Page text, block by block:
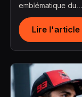
emblématique du…
Lire l'article